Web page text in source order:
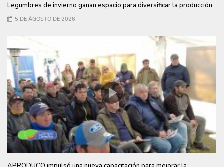
Legumbres de invierno ganan espacio para diversificar la producción
5 DE AGOSTO DE 2026